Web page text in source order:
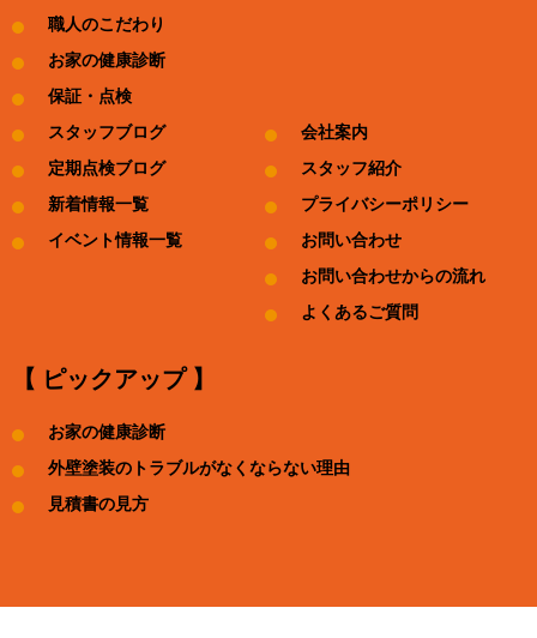
職人のこだわり
お家の健康診断
保証・点検
スタッフブログ
定期点検ブログ
新着情報一覧
イベント情報一覧
会社案内
スタッフ紹介
プライバシーポリシー
お問い合わせ
お問い合わせからの流れ
よくあるご質問
【 ピックアップ 】
お家の健康診断
外壁塗装のトラブルがなくならない理由
見積書の見方